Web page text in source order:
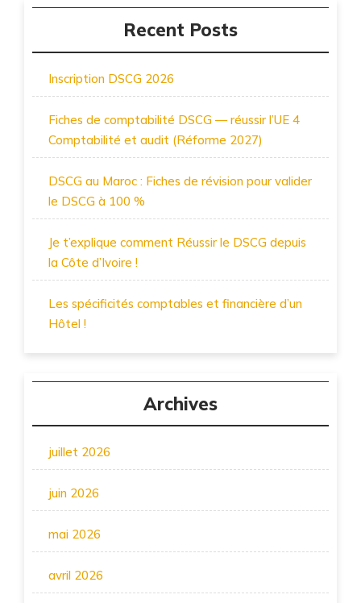
Recent Posts
Inscription DSCG 2026
Fiches de comptabilité DSCG — réussir l’UE 4
Comptabilité et audit (Réforme 2027)
DSCG au Maroc : Fiches de révision pour valider
le DSCG à 100 %
Je t’explique comment Réussir le DSCG depuis
la Côte d’Ivoire !
Les spécificités comptables et financière d’un
Hôtel !
Archives
juillet 2026
juin 2026
mai 2026
avril 2026